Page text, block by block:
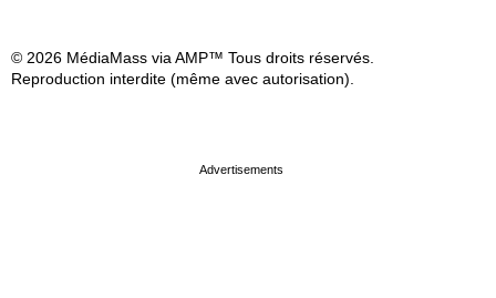
© 2026 MédiaMass via AMP™ Tous droits réservés.
Reproduction interdite (même avec autorisation).